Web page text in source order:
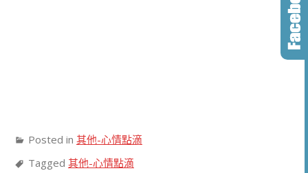
Posted in 其他-心情點滴
Tagged 其他-心情點滴